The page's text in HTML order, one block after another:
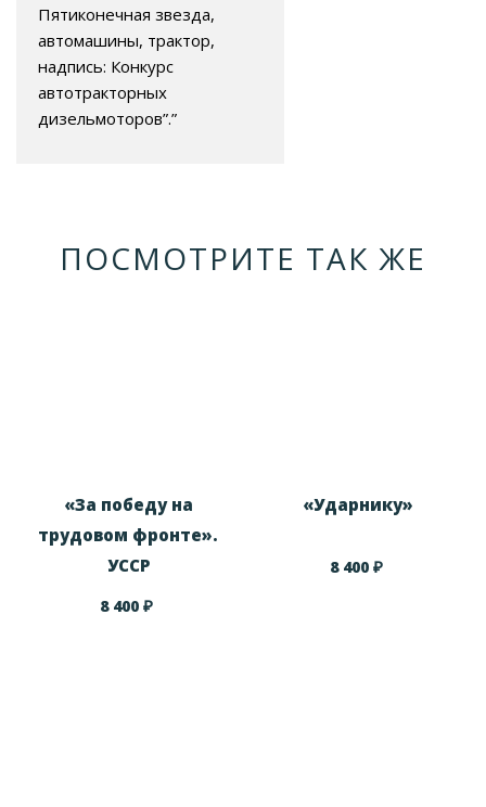
Пятиконечная звезда,
автомашины, трактор,
надпись: Конкурс
автотракторных
дизельмоторов”.”
ПОСМОТРИТЕ ТАК ЖЕ
«За победу на
трудовом фронте».
УССР
8 400₽
«Ударнику»
8 400 ₽